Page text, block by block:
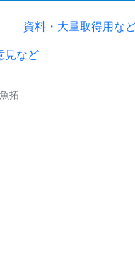
資料・大量取得用な
見など
拓